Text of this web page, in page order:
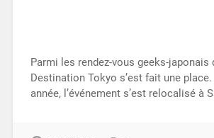
Parmi les rendez-vous geeks-japonais
Destination Tokyo s’est fait une
année, l’événement s’est relocalisé à